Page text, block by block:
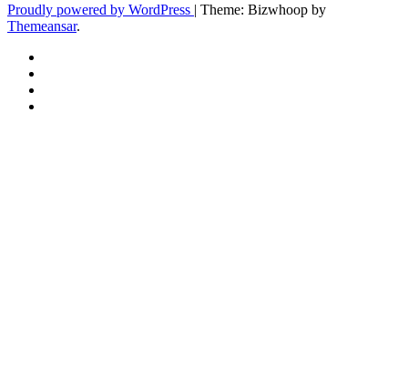
Proudly powered by WordPress | Theme: Bizwhoop by
Themeansar.